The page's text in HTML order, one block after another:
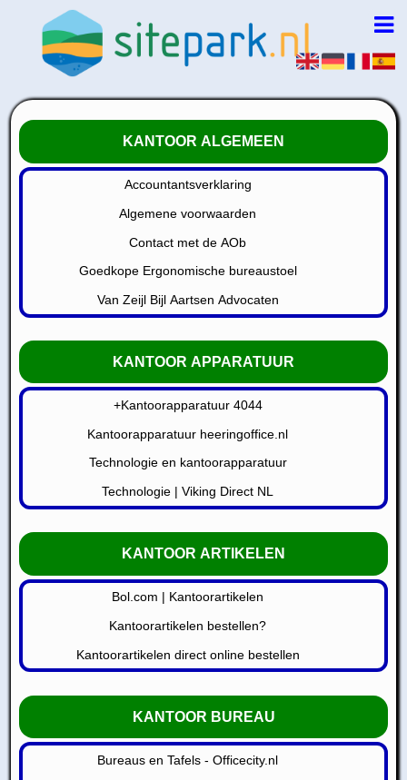
KANTOOR ALGEMEEN
Accountantsverklaring
Algemene voorwaarden
Contact met de AOb
Goedkope Ergonomische bureaustoel
Van Zeijl Bijl Aartsen Advocaten
KANTOOR APPARATUUR
+Kantoorapparatuur 4044
Kantoorapparatuur heeringoffice.nl
Technologie en kantoorapparatuur
Technologie | Viking Direct NL
KANTOOR ARTIKELEN
Bol.com | Kantoorartikelen
Kantoorartikelen bestellen?
Kantoorartikelen direct online bestellen
KANTOOR BUREAU
Bureaus en Tafels - Officecity.nl